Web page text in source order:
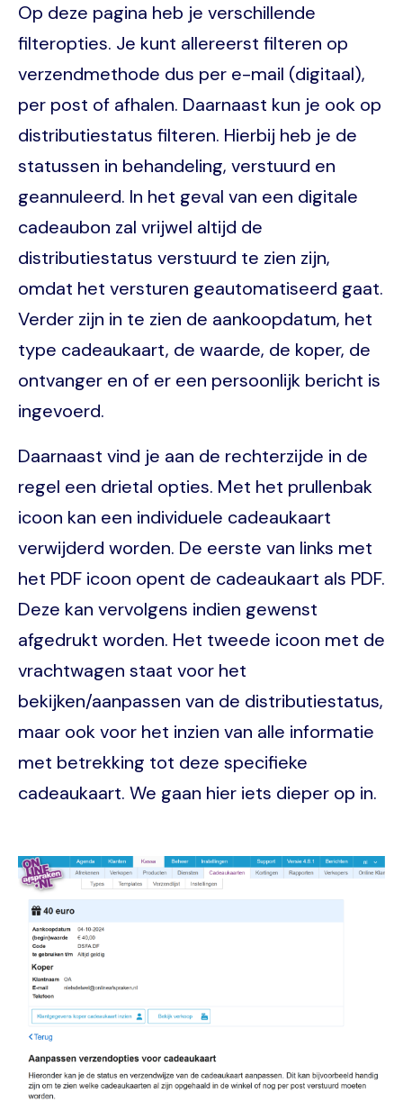
Op deze pagina heb je verschillende
filteropties. Je kunt allereerst filteren op
verzendmethode dus per e-mail (digitaal),
per post of afhalen. Daarnaast kun je ook op
distributiestatus filteren. Hierbij heb je de
statussen in behandeling, verstuurd en
geannuleerd. In het geval van een digitale
cadeaubon zal vrijwel altijd de
distributiestatus verstuurd te zien zijn,
omdat het versturen geautomatiseerd gaat.
Verder zijn in te zien de aankoopdatum, het
type cadeaukaart, de waarde, de koper, de
ontvanger en of er een persoonlijk bericht is
ingevoerd.
Daarnaast vind je aan de rechterzijde in de
regel een drietal opties. Met het prullenbak
icoon kan een individuele cadeaukaart
verwijderd worden. De eerste van links met
het PDF icoon opent de cadeaukaart als PDF.
Deze kan vervolgens indien gewenst
afgedrukt worden. Het tweede icoon met de
vrachtwagen staat voor het
bekijken/aanpassen van de distributiestatus,
maar ook voor het inzien van alle informatie
met betrekking tot deze specifieke
cadeaukaart. We gaan hier iets dieper op in.
Image